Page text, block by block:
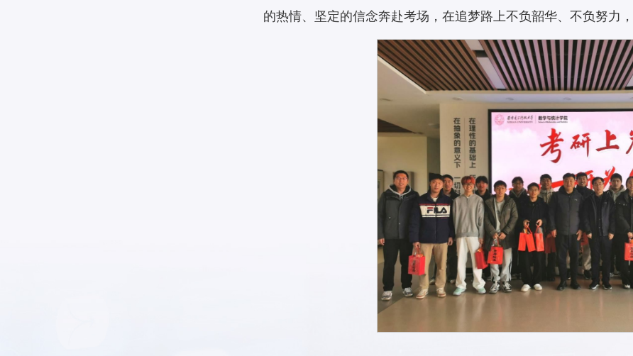
的热情、坚定的信念奔赴考场，在追梦路上不负韶华、不负努力